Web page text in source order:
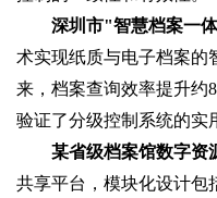
深圳市"智慧档案一
术实现纸质与电子档案的
来，档案查询效率提升约
验证了分级控制系统的实
某省级档案馆数字资
共享平台，模块化设计包